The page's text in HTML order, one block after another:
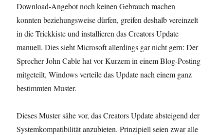
Download-Angebot noch keinen Gebrauch machen
konnten beziehungsweise dürfen, greifen deshalb vereinzelt
in die Trickkiste und installieren das Creators Update
manuell. Dies sieht Microsoft allerdings gar nicht gern: Der
Sprecher John Cable hat vor Kurzem in einem Blog-Posting
mitgeteilt, Windows verteile das Update nach einem ganz
bestimmten Muster.
Dieses Muster sähe vor, das Creators Update absteigend der
Systemkompatibilität anzubieten. Prinzipiell seien zwar alle